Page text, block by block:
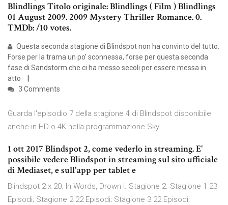
Blindlings Titolo originale: Blindlings ( Film ) Blindlings
01 August 2009. 2009 Mystery Thriller Romance. 0.
TMDb: /10 votes.
Questa seconda stagione di Blindspot non ha convinto del tutto.
Forse per la trama un po’ sconnessa, forse per questa seconda
fase di Sandstorm che ci ha messo secoli per essere messa in
atto
3 Comments
Guarda l'episodio 7 della stagione 4 di Blindspot disponibile
anche in HD o 4K nella programmazione Sky.
1 ott 2017 Blindspot 2, come vederlo in streaming. E'
possibile vedere Blindspot in streaming sul sito ufficiale
di Mediaset, e sull'app per tablet e
Blindspot 2 x 20. In Words, Drown I. Stagione 2. Stagione 1 23
Episodi; Stagione 2 22 Episodi; Stagione 3 22 Episodi;